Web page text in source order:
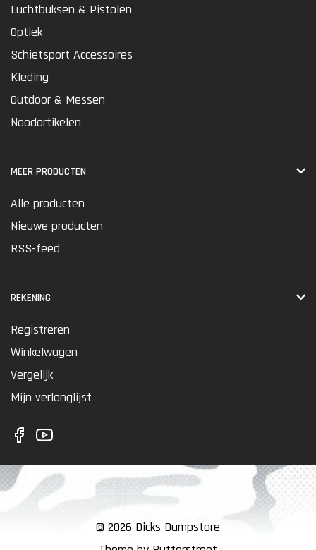
Luchtbuksen & Pistolen
Optiek
Schietsport Accessoires
Kleding
Outdoor & Messen
Noodartikelen
MEER PRODUCTEN
Alle producten
Nieuwe producten
RSS-feed
REKENING
Registreren
Winkelwagen
Vergelijk
Mijn verlanglijst
© 2026 Dicks Dumpstore